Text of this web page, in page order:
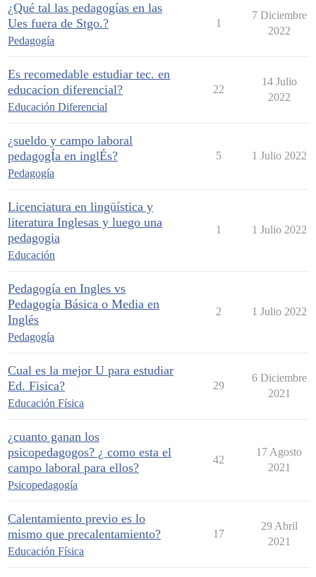
¿Qué tal las pedagogías en las
Ues fuera de Stgo.?
Pedagogía
1
7 Diciembre
2022
Es recomedable estudiar tec. en
educacion diferencial?
Educación Diferencial
22
14 Julio
2022
¿sueldo y campo laboral
pedagogÍa en inglÉs?
Pedagogía
5 1 Julio 2022
Licenciatura en lingüística y
literatura Inglesas y luego una
pedagogia
Educación
1 1 Julio 2022
Pedagogía en Ingles vs
Pedagogía Básica o Media en
Inglés
Pedagogía
2 1 Julio 2022
Cual es la mejor U para estudiar
Ed. Fisica?
Educación Física
29
6 Diciembre
2021
¿cuanto ganan los
psicopedagogos? ¿ como esta el
campo laboral para ellos?
Psicopedagogía
42
17 Agosto
2021
Calentamiento previo es lo
mismo que precalentamiento?
Educación Física
17
29 Abril
2021